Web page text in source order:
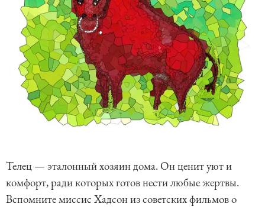
Телец — эталонный хозяин дома. Он ценит уют и
комфорт, ради которых готов нести любые жертвы.
Вспомните миссис Хадсон из советских фильмов о